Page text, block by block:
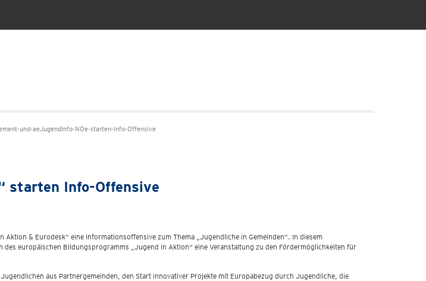
und-aeJugendInfo-NOe-starten-Info-Offensive
starten Info-Offensive
& Eurodesk“ eine Informationsoffensive zum Thema „Jugendliche in Gemeinden“. In diesem
europäischen Bildungsprogramms „Jugend in Aktion“ eine Veranstaltung zu den Fördermöglichkeiten für
aus Partnergemeinden, den Start innovativer Projekte mit Europabezug durch Jugendliche, die